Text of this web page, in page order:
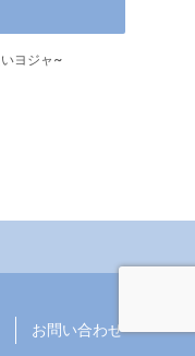
お問い合わせ